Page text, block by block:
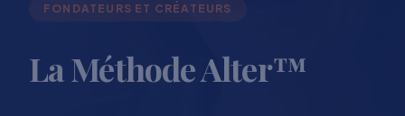
FONDATEURS ET CRÉATEURS
La Méthode Alter™